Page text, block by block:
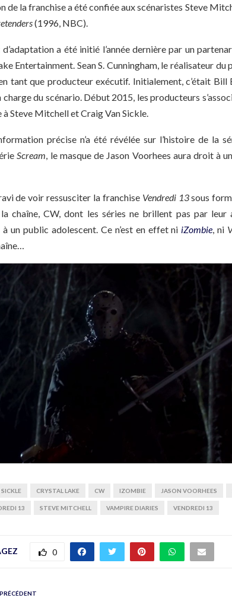
de la franchise a été confiée aux scénaristes Steve
(1996, NBC).
a été initié l’année dernière par un
Entertainment. Sean S. Cunningham, le réalisateur du
tant que producteur exécutif. Initialement, c’était Bill
charge du scénario. Début 2015, les producteurs
à Steve Mitchell et Craig Van Sickle.
précise n’a été révélée sur l’histoire de la
Scream, le masque de Jason Voorhees aura droit à
de voir ressusciter la franchiseVendredi 13sous
chaîne, CW, dont les séries ne brillent pas par leur
à un public adolescent. Ce n’est en effet ni iZombie, ni
CRYSTAL LAKE CW IZOMBIE JASON VOORHEES
13 STEVE MITCHELL VAMPIRE DIARIES VENDREDI 13
0